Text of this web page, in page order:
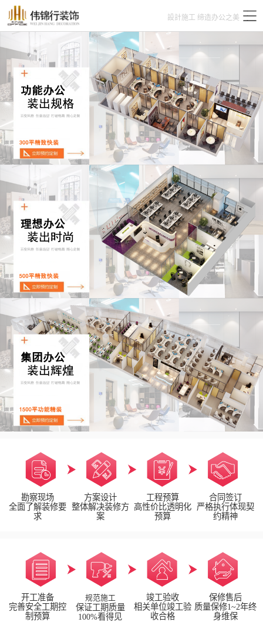
設計施工 缔造办公之美
勘察现场
全面了解装修要
求
方案设计
整体解决装修方
案
工程预算
高性价比透明化
预算
合同签订
严格执行体现契
约精神
开工准备
完善安全工期控
制预算
规范施工
保证工期质量
100%看得见
竣工验收
相关单位竣工验
收合格
保修售后
质量保修1~2年终
身维保